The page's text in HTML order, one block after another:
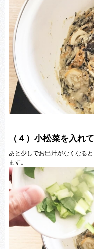
（４）小松菜を入れ
あと少しでお出汁がなくなる
ます。